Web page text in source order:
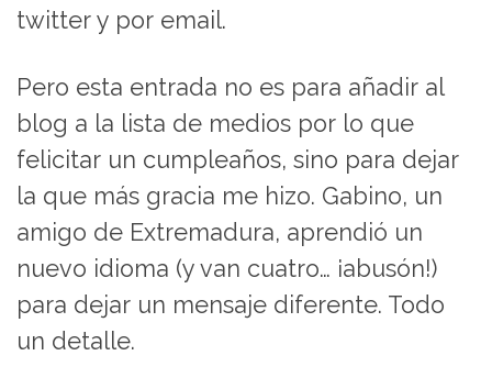
twitter y por email.
Pero esta entrada no es para añadir al
blog a la lista de medios por lo que
felicitar un cumpleaños, sino para dejar
la que más gracia me hizo. Gabino, un
amigo de Extremadura, aprendió un
nuevo idioma (y van cuatro… ¡abusón!)
para dejar un mensaje diferente. Todo
un detalle.